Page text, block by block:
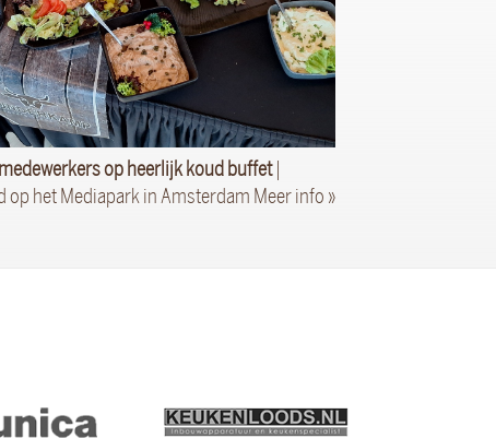
op heerlijk koud buffet|
het Mediapark in Amsterdam Meer info »